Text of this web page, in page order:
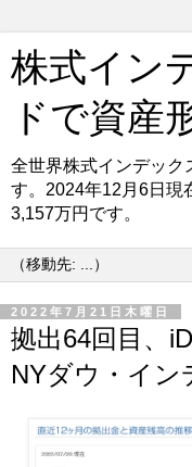
株式イン
ドで資産
全世界株式インデック
す。2024年12月6日現
3,157万円です。
2022年7月21日木曜日
拠出64回目、
NYダウ・イン